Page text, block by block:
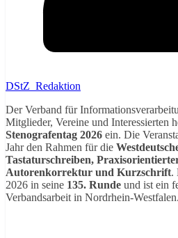
DStZ_Redaktion
Der Verband für
Mitglieder, Vereine und Interessierten
Stenografentag 2026 ein. Die
Jahr den Rahmen für die
Tastaturschreiben,
Autorenkorrektur und Kurzschrift.
2026 in seine 135. Runde und ist ein
Verbandsarbeit in Nordrhein‑Westfalen.